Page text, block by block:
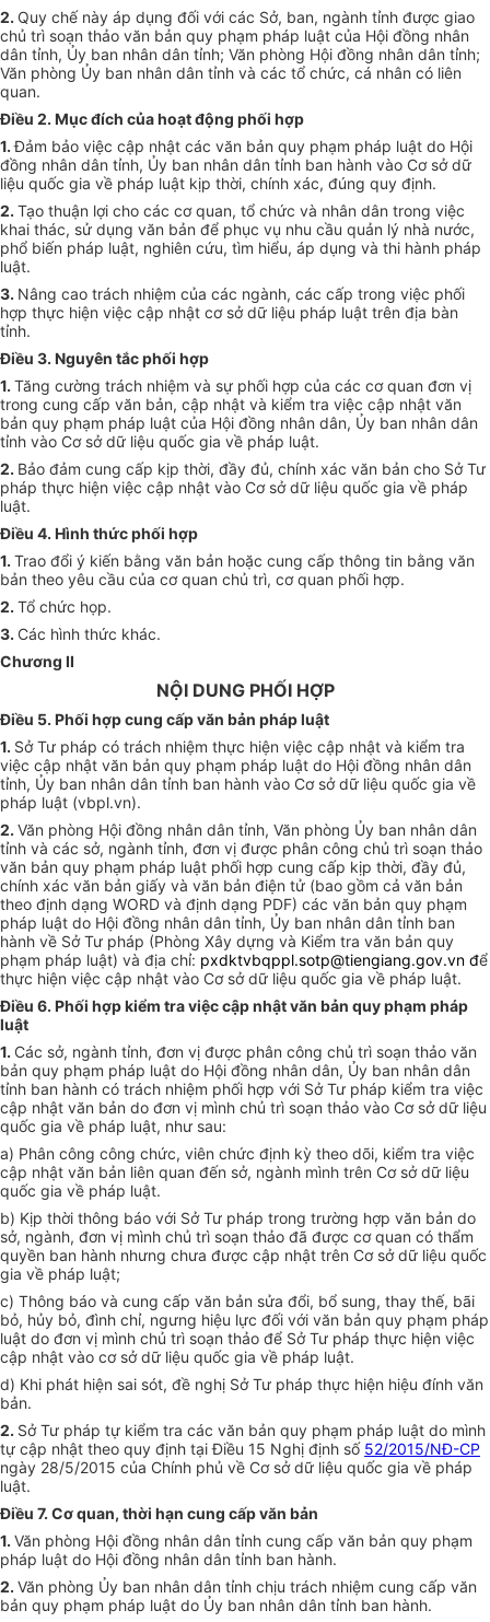
2. Quy chế này áp dụng đối với các Sở, ban, ngành tỉnh được giao
chủ trì soạn thảo văn bản quy phạm pháp luật của Hội đồng nhân
dân tỉnh, Ủy ban nhân dân tỉnh; Văn phòng Hội đồng nhân dân tỉnh;
Văn phòng Ủy ban nhân dân tỉnh và các tổ chức, cá nhân có liên
quan.
Điều 2. Mục đích của hoạt động phối hợp
1.Đảm bảo việc cập nhật các văn bản quy phạm pháp luật do Hội
đồng nhân dân tỉnh, Ủy ban nhân dân tỉnh ban hành vào Cơ sở dữ
liệu quốc gia về pháp luật kịp thời, chính xác, đúng quy định.
2. Tạo thuận lợi cho các cơ quan, tổ chức và nhân dân trong việc
khai thác, sử dụng văn bản để phục vụ nhu cầu quản lý nhà nước,
phổ biến pháp luật, nghiên cứu, tìm hiểu, áp dụng và thi hành pháp
luật.
3. Nâng cao trách nhiệm của các ngành, các cấp trong việc phối
hợp thực hiện việc cập nhật cơ sở dữ liệu pháp luật trên địa bàn
tỉnh.
Điều 3. Nguyên tắc phối hợp
1. Tăng cường trách nhiệm và sự phối hợp của các cơ quan đơn vị
trong cung cấp văn bản, cập nhật và kiểm tra việc cập nhật văn
bản quy phạm pháp luật của Hội đồng nhân dân, Ủy ban nhân dân
tỉnh vào Cơ sở dữ liệu quốc gia về pháp luật.
2. Bảo đảm cung cấp kịp thời, đầy đủ, chính xác văn bản cho Sở Tư
pháp thực hiện việc cập nhật vào Cơ sở dữ liệu quốc gia về pháp
luật.
Điều 4. Hình thức phối hợp
1. Trao đổi ý kiến bằng văn bản hoặc cung cấp thông tin bằng văn
bản theo yêu cầu của cơ quan chủ trì, cơ quan phối hợp.
2. Tổ chức họp.
3. Các hình thức khác.
Chương II
NỘI DUNG PHỐI HỢP
Điều 5. Phối hợp cung cấp văn bản pháp luật
1. Sở Tư pháp có trách nhiệm thực hiện việc cập nhật và kiểm tra
việc cập nhật văn bản quy phạm pháp luật do Hội đồng nhân dân
tỉnh, Ủy ban nhân dân tỉnh ban hành vào Cơ sở dữ liệu quốc gia về
pháp luật (vbpl.vn).
2. Văn phòng Hội đồng nhân dân tỉnh, Văn phòng Ủy ban nhân dân
tỉnh và các sở, ngành tỉnh, đơn vị được phân công chủ trì soạn thảo
văn bản quy phạm pháp luật phối hợp cung cấp kịp thời, đầy đủ,
chính xác văn bản giấy và văn bản điện tử (bao gồm cả văn bản
theo định dạng WORD và định dạng PDF) các văn bản quy phạm
pháp luật do Hội đồng nhân dân tỉnh, Ủy ban nhân dân tỉnh ban
hành về Sở Tư pháp (Phòng Xây dựng và Kiểm tra văn bản quy
phạm pháp luật) và địa chỉ: pxdktvbqppl.sotp@tiengiang.gov.vn để
thực hiện việc cập nhật vào Cơ sở dữ liệu quốc gia về pháp luật.
Điều 6. Phối hợp kiểm tra việc cập nhật văn bản quy phạm pháp
luật
1. Các sở, ngành tỉnh, đơn vị được phân công chủ trì soạn thảo văn
bản quy phạm pháp luật do Hội đồng nhân dân, Ủy ban nhân dân
tỉnh ban hành có trách nhiệm phối hợp với Sở Tư pháp kiểm tra việc
cập nhật văn bản do đơn vị mình chủ trì soạn thảo vào Cơ sở dữ liệu
quốc gia về pháp luật, như sau:
a) Phân công công chức, viên chức định kỳ theo dõi, kiểm tra việc
cập nhật văn bản liên quan đến sở, ngành mình trên Cơ sở dữ liệu
quốc gia về pháp luật.
b) Kịp thời thông báo với Sở Tư pháp trong trường hợp văn bản do
sở, ngành, đơn vị mình chủ trì soạn thảo đã được cơ quan có thẩm
quyền ban hành nhưng chưa được cập nhật trên Cơ sở dữ liệu quốc
gia về pháp luật;
c) Thông báo và cung cấp văn bản sửa đổi, bổ sung, thay thế, bãi
bỏ, hủy bỏ, đình chỉ, ngưng hiệu lực đối với văn bản quy phạm pháp
luật do đơn vị mình chủ trì soạn thảo để Sở Tư pháp thực hiện việc
cập nhật vào cơ sở dữ liệu quốc gia về pháp luật.
d) Khi phát hiện sai sót, đề nghị Sở Tư pháp thực hiện hiệu đính văn
bản.
2. Sở Tư pháp tự kiểm tra các văn bản quy phạm pháp luật do mình
tự cập nhật theo quy định tại Điều 15 Nghị định số 52/2015/NĐ-CP
ngày 28/5/2015 của Chính phủ về Cơ sở dữ liệu quốc gia về pháp
luật.
Điều 7. Cơ quan, thời hạn cung cấp văn bản
1. Văn phòng Hội đồng nhân dân tỉnh cung cấp văn bản quy phạm
pháp luật do Hội đồng nhân dân tỉnh ban hành.
2. Văn phòng Ủy ban nhân dân tỉnh chịu trách nhiệm cung cấp văn
bản quy phạm pháp luật do Ủy ban nhân dân tỉnh ban hành.